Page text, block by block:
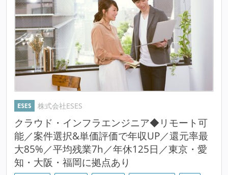
株式会社ESES
クラウド・インフラエンジニア◆リモート可
能／案件選択&単価評価で年収UP／還元率最
大85%／平均残業7h／年休125日／東京・愛
知・大阪・福岡に拠点あり